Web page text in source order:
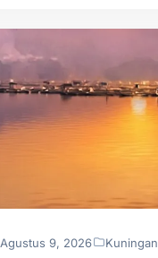
Agustus 9, 2026 Kuningan